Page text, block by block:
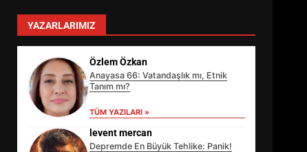
YAZARLARIMIZ
Özlem Özkan
Anayasa 66: Vatandaşlık mı, Etnik
Tanım mı?
TÜM YAZILARI »
levent mercan
Depremde En Büyük Tehlike: Panik!